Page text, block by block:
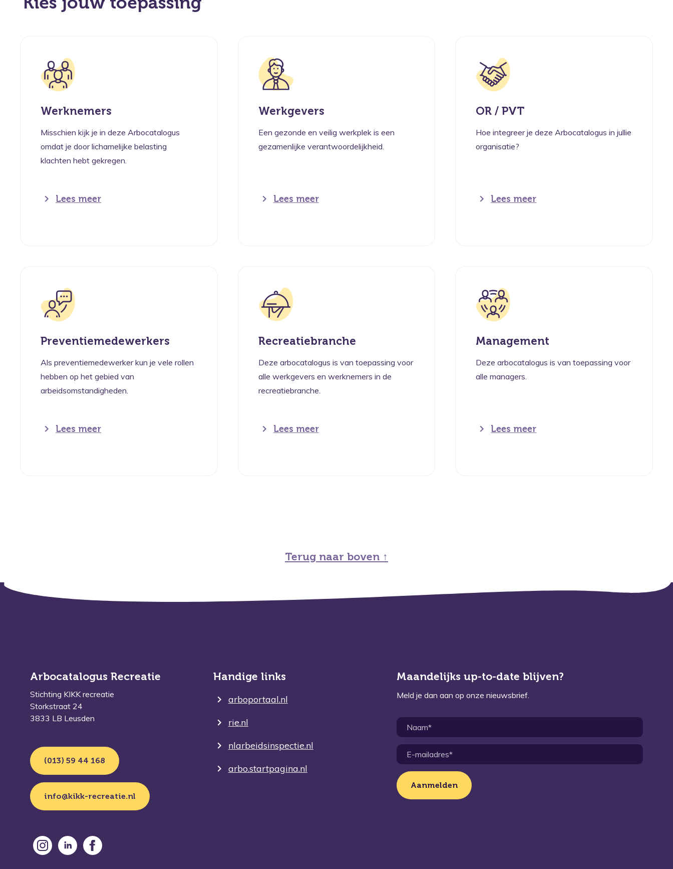
Werknemers
Misschien kijk je in deze Arbocatalogus
omdat je door lichamelijke belasting
klachten hebt gekregen.
Lees meer
Werkgevers
Een gezonde en veilig werkplek is een
gezamenlijke verantwoordelijkheid.
Lees meer
OR / PVT
Hoe integreer je deze Arbocatalogus in jullie
organisatie?
Lees meer
Preventiemedewerkers
Als preventiemedewerker kun je vele rollen
hebben op het gebied van
arbeidsomstandigheden.
Lees meer
Recreatiebranche
Deze arbocatalogus is van toepassing voor
alle werkgevers en werknemers in de
recreatiebranche.
Lees meer
Management
Deze arbocatalogus is van toepassing voor
alle managers.
Lees meer
Terug naar boven ↑
Arbocatalogus Recreatie
Stichting KIKK recreatie
Storkstraat 24
3833 LB Leusden
(013) 59 44 168
info@kikk-recreatie.nl
Handige links
arboportaal.nl
rie.nl
nlarbeidsinspectie.nl
arbo.startpagina.nl
Maandelijks up-to-date blijven?
Meld je dan aan op onze nieuwsbrief.
Aanmelden